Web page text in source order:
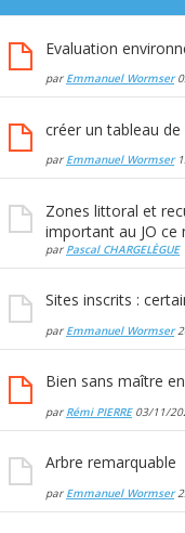
Evaluation
par Emmanuel Wormser
créer un tableau
par Emmanuel Wormser
Zones littoral et
important au JO ce
par Pascal CHARGELÈGUE
Sites inscrits :
par Emmanuel Wormser
Bien sans maître
par Rémi PIERRE03/11/
Arbre remarquable
par Emmanuel Wormser